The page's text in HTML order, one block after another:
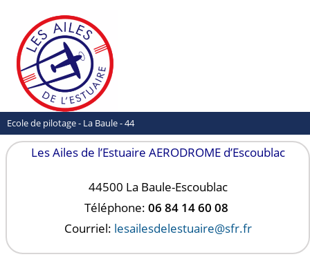
Ecole de pilotage - La Baule - 44
Les Ailes de l’Estuaire AERODROME d’Escoublac
44500 La Baule-Escoublac
Téléphone: 06 84 14 60 08
Courriel: lesailesdelestuaire@sfr.fr